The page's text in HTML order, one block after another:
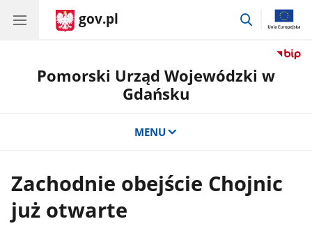
gov.pl
przejdź
Pomorski Urząd Wojewódzki w
Gdańsku
MENU
Zachodnie obejście Chojnic
już otwarte